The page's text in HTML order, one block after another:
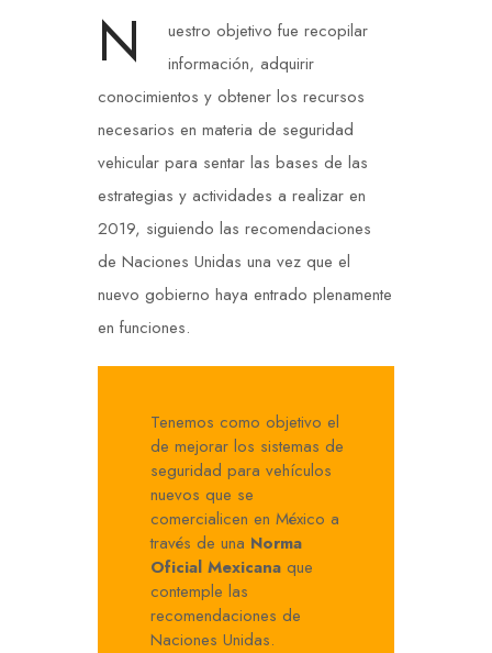
N
uestro objetivo fue recopilar
información, adquirir
conocimientos y obtener los recursos
necesarios en materia de seguridad
vehicular para sentar las bases de las
estrategias y actividades a realizar en
2019, siguiendo las recomendaciones
de Naciones Unidas una vez que el
nuevo gobierno haya entrado plenamente
en funciones.
Tenemos como objetivo el
de mejorar los sistemas de
seguridad para vehículos
nuevos que se
comercialicen en México a
través de una Norma
Oficial Mexicana que
contemple las
recomendaciones de
Naciones Unidas.